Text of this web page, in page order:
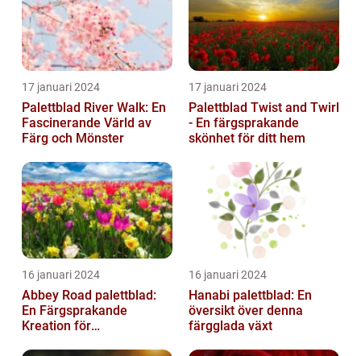
17 januari 2024
Palettblad River Walk: En
Fascinerande Värld av
Färg och Mönster
17 januari 2024
Palettblad Twist and Twirl
- En färgsprakande
skönhet för ditt hem
16 januari 2024
Abbey Road palettblad:
En Färgsprakande
Kreation för
16 januari 2024
Hanabi palettblad: En
översikt över denna
färgglada växt